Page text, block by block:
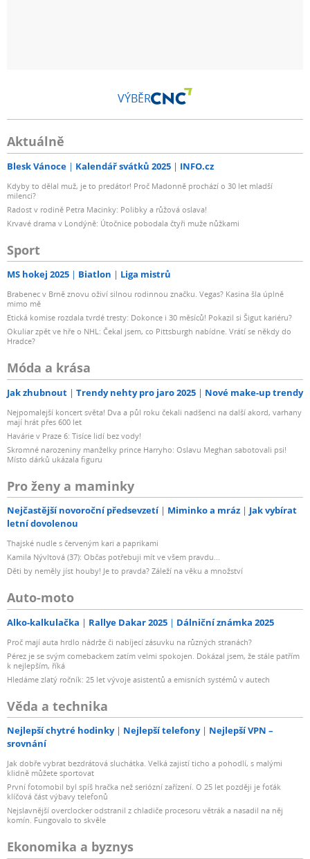
VÝBĚR
Aktuálně
Blesk Vánoce Kalendář svátků 2025 INFO.cz
Kdyby to dělal muž, je to predátor! Proč Madonně prochází o 30 let mladší
milenci?
Radost v rodině Petra Macinky: Polibky a růžová oslava!
Krvavé drama v Londýně: Útočnice pobodala čtyři muže nůžkami
Sport
MS hokej 2025 Biatlon Liga mistrů
Brabenec v Brně znovu oživí silnou rodinnou značku. Vegas? Kasina šla úplně
mimo mě
Etická komise rozdala tvrdé tresty: Dokonce i 30 měsíců! Pokazil si Šigut kariéru?
Okuliar zpět ve hře o NHL: Čekal jsem, co Pittsburgh nabídne. Vrátí se někdy do
Hradce?
Móda a krása
Jak zhubnout Trendy nehty pro jaro 2025 Nové make-up trendy
Nejpomalejší koncert světa! Dva a půl roku čekali nadšenci na další akord, varhany
mají hrát přes 600 let
Havárie v Praze 6: Tisíce lidí bez vody!
Skromné narozeniny manželky prince Harryho: Oslavu Meghan sabotovali psi!
Místo dárků ukázala figuru
Pro ženy a maminky
Nejčastější novoroční předsevzetí Miminko a mráz
Jak vybírat
letní dovolenou
Thajské nudle s červeným kari a paprikami
Kamila Nývltová (37): Občas potřebuji mít ve všem pravdu...
Děti by neměly jíst houby! Je to pravda? Záleží na věku a množství
Auto-moto
Alko-kalkulačka Rallye Dakar 2025 Dálniční známka 2025
Proč mají auta hrdlo nádrže či nabíjecí zásuvku na různých stranách?
Pérez je se svým comebackem zatím velmi spokojen. Dokázal jsem, že stále patřím
k nejlepším, říká
Hledáme zlatý ročník: 25 let vývoje asistentů a emisních systémů v autech
Věda a technika
Nejlepší chytré hodinky Nejlepší telefony
Nejlepší VPN –
srovnání
Jak dobře vybrat bezdrátová sluchátka. Velká zajistí ticho a pohodlí, s malými
klidně můžete sportovat
První fotomobil byl spíš hračka než seriózní zařízení. O 25 let později je foťák
klíčová část výbavy telefonů
Nejslavnější overclocker odstranil z chladiče procesoru větrák a nasadil na něj
komín. Fungovalo to skvěle
Ekonomika a byznys